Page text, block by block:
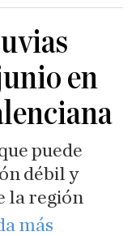
en
puede
débil y
la región
más